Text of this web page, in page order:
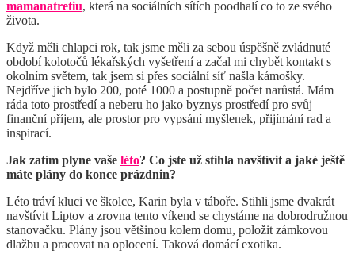
mamanatretiu, která na sociálních sítích poodhalí co to ze svého
života.
Když měli chlapci rok, tak jsme měli za sebou úspěšně zvládnuté
období kolotočů lékařských vyšetření a začal mi chybět kontakt s
okolním světem, tak jsem si přes sociální síť našla kámošky.
Nejdříve jich bylo 200, poté 1000 a postupně počet narůstá. Mám
ráda toto prostředí a neberu ho jako byznys prostředí pro svůj
finanční příjem, ale prostor pro vypsání myšlenek, přijímání rad a
inspirací.
Jak zatím plyne vaše léto? Co jste už stihla navštívit a jaké ještě
máte plány do konce prázdnin?
Léto tráví kluci ve školce, Karin byla v táboře. Stihli jsme dvakrát
navštívit Liptov a zrovna tento víkend se chystáme na dobrodružnou
stanovačku. Plány jsou většinou kolem domu, položit zámkovou
dlažbu a pracovat na oplocení. Taková domácí exotika.